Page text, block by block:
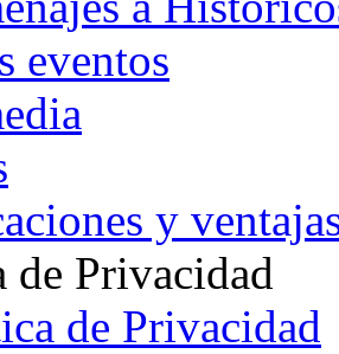
eventos
y
de Privacidad
de Privacidad